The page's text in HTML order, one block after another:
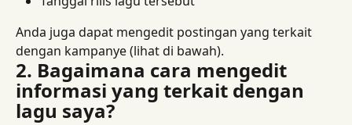
Anda juga dapat mengedit postingan yang terkait
dengan kampanye (lihat di bawah).
2. Bagaimana cara mengedit
informasi yang terkait dengan
lagu saya?